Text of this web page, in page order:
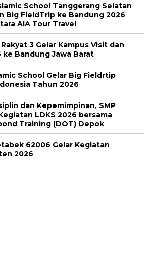
School Tanggerang Selatan
Big FieldTrip ke Bandung 2026
AIA Tour Travel
3 Gelar Kampus Visit dan
Bandung Jawa Barat
School Gelar Big Fieldrtip
Tahun 2026
dan Kepemimpinan, SMP
LDKS 2026 bersama
Training (DOT) Depok
62006 Gelar Kegiatan
2026